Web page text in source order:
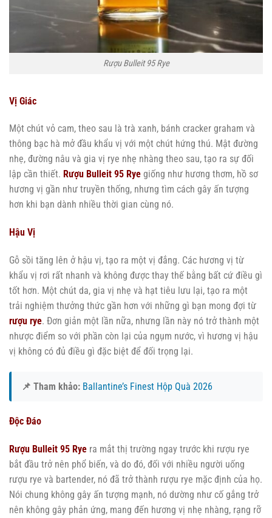
Rượu Bulleit 95 Rye
Vị Giác
Một chút vỏ cam, theo sau là trà xanh, bánh cracker graham và
thông bạc hà mở đầu khẩu vị với một chút hứng thú. Mật đường
nhẹ, đường nâu và gia vị rye nhẹ nhàng theo sau, tạo ra sự đối
lập cần thiết. Rượu Bulleit 95 Rye giống như hương thơm, hồ sơ
hương vị gần như truyền thống, nhưng tìm cách gây ấn tượng
hơn khi bạn dành nhiều thời gian cùng nó.
Hậu Vị
Gỗ sồi tăng lên ở hậu vị, tạo ra một vị đắng. Các hương vị từ
khẩu vị rơi rất nhanh và không được thay thế bằng bất cứ điều gì
tốt hơn. Một chút da, gia vị nhẹ và hạt tiêu lưu lại, tạo ra một
trải nghiệm thưởng thức gần hơn với những gì bạn mong đợi từ
rượu rye. Đơn giản một lần nữa, nhưng lần này nó trở thành một
nhược điểm so với phần còn lại của ngụm nước, vì hương vị hậu
vị không có đủ điều gì đặc biệt để đối trọng lại.
📌 Tham khảo: Ballantine’s Finest Hộp Quà 2026
Độc Đáo
Rượu Bulleit 95 Rye ra mắt thị trường ngay trước khi rượu rye
bắt đầu trở nên phổ biến, và do đó, đối với nhiều người uống
rượu rye và bartender, nó đã trở thành rượu rye mặc định của họ.
Nói chung không gây ấn tượng mạnh, nó dường như cố gắng trở
nên không gây phản ứng, mang đến hương vị nhẹ nhàng, rạng rỡ